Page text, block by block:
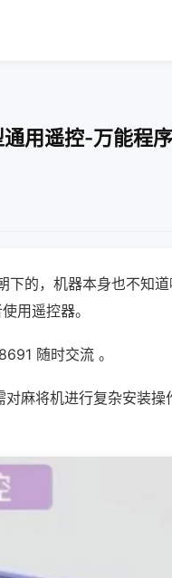
用遥控-万能程序
下的，机器本身也不知道
用遥控器。
随时交流 。
麻将机进行复杂安装操